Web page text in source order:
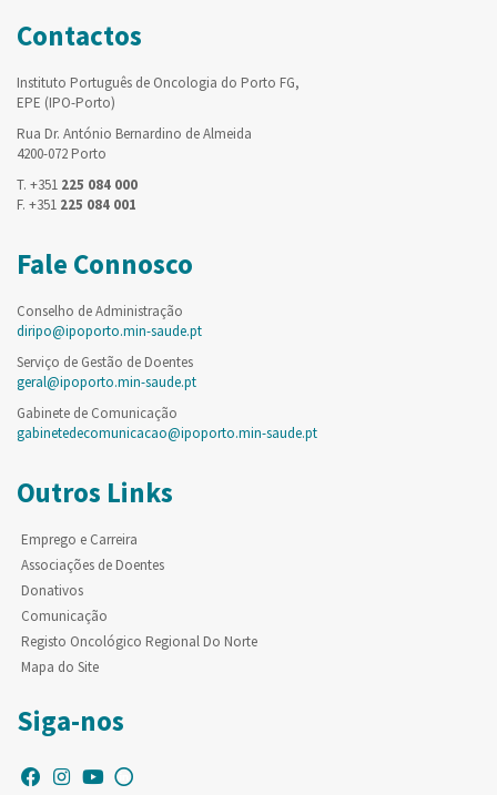
Contactos
Instituto Português de Oncologia do Porto FG,
EPE (IPO-Porto)
Rua Dr. António Bernardino de Almeida
4200-072 Porto
T. +351 225 084 000
F. +351 225 084 001
Fale Connosco
Conselho de Administração
diripo@ipoporto.min-saude.pt
Serviço de Gestão de Doentes
geral@ipoporto.min-saude.pt
Gabinete de Comunicação
gabinetedecomunicacao@ipoporto.min-saude.pt
Outros Links
Emprego e Carreira
Associações de Doentes
Donativos
Comunicação
Registo Oncológico Regional Do Norte
Mapa do Site
Siga-nos